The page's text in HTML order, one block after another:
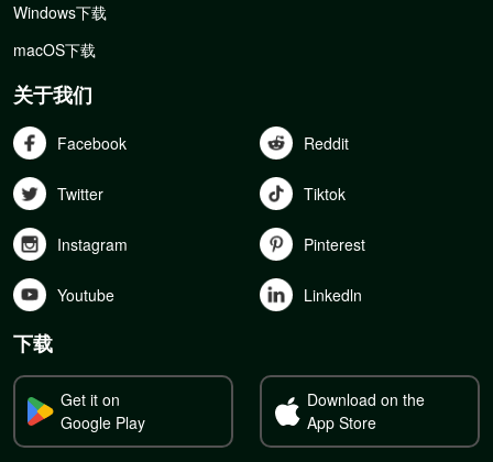
Windows下载
macOS下载
关于我们
Facebook Reddit
Twitter Tiktok
Instagram Pinterest
Youtube Linkedln
下载
Get it on
Google Play
Download on the
App Store